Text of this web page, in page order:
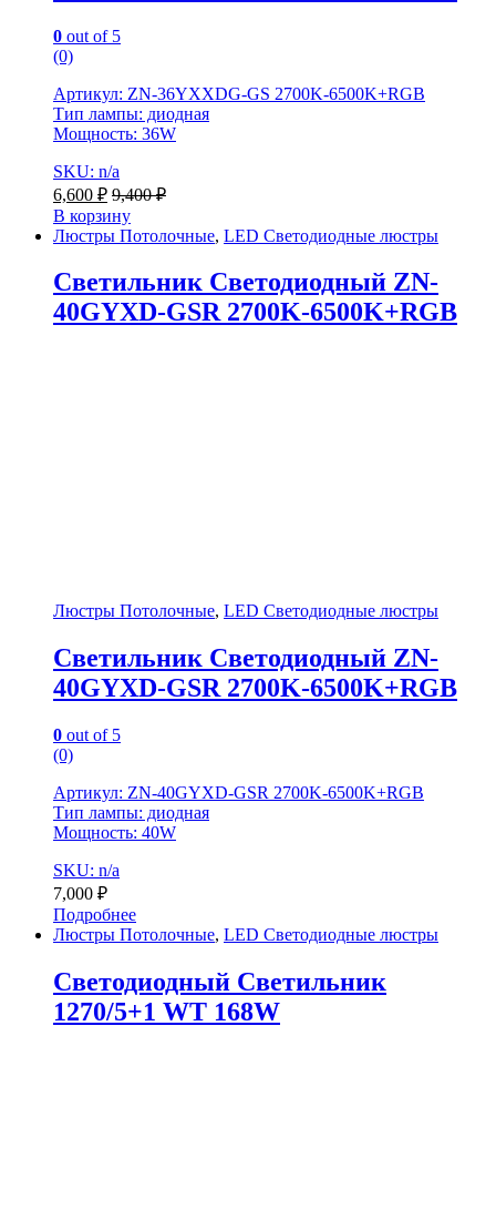
0 out of 5
(0)
Артикул: ZN-36YXXDG-GS 2700K-6500K+RGB
Тип лампы: диодная
Мощность: 36W
SKU: n/a
6,600 ₽ 9,400₽
В корзину
Люстры Потолочные, LED Светодиодные люстры
Светильник Светодиодный ZN-
40GYXD-GSR 2700K-6500K+RGB
Люстры Потолочные, LED Светодиодные люстры
Светильник Светодиодный ZN-
40GYXD-GSR 2700K-6500K+RGB
0 out of 5
(0)
Артикул: ZN-40GYXD-GSR 2700K-6500K+RGB
Тип лампы: диодная
Мощность: 40W
SKU: n/a
7,000 ₽
Подробнее
Люстры Потолочные, LED Светодиодные люстры
Светодиодный Светильник
1270/5+1 WT 168W